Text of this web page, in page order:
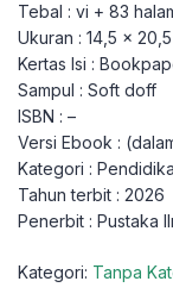
Tebal : vi + 83
Ukuran : 14,5 x
Kertas Isi :
Sampul : Soft doff
ISBN : –
Versi Ebook :
Kategori :
Tahun terbit : 2026
Penerbit : Pustaka
Kategori: Tanpa